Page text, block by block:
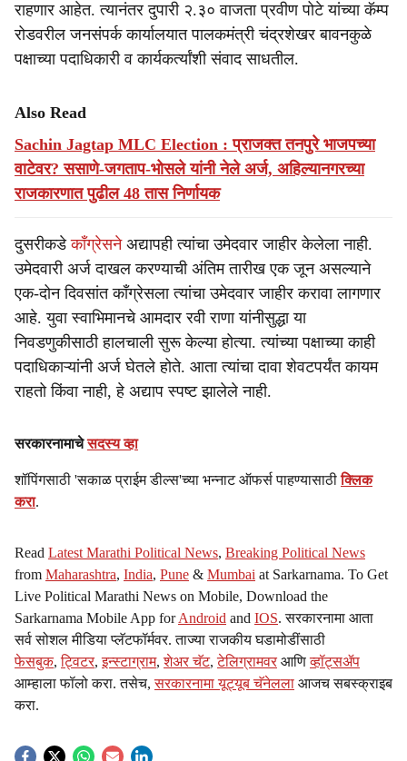
राहणार आहेत. त्यानंतर दुपारी २.३० वाजता प्रवीण पोटे यांच्या कॅम्प
रोडवरील जनसंपर्क कार्यालयात पालकमंत्री चंद्रशेखर बावनकुळे
पक्षाच्या पदाधिकारी व कार्यकर्त्यांशी संवाद साधतील.
Also Read
Sachin Jagtap MLC Election : प्राजक्त तनपुरे भाजपच्या
वाटेवर? ससाणे-जगताप-भोसले यांनी नेले अर्ज, अहिल्यानगरच्या
राजकारणात पुढील 48 तास निर्णायक
दुसरीकडेकाँग्रेसनेअद्यापही त्यांचा उमेदवार जाहीर केलेला नाही.
उमेदवारी अर्ज दाखल करण्याची अंतिम तारीख एक जून असल्याने
एक-दोन दिवसांत काँग्रेसला त्यांचा उमेदवार जाहीर करावा लागणार
आहे. युवा स्वाभिमानचे आमदार रवी राणा यांनीसुद्धा या
निवडणुकीसाठी हालचाली सुरू केल्या होत्या. त्यांच्या पक्षाच्या काही
पदाधिकाऱ्यांनी अर्ज घेतले होते. आता त्यांचा दावा शेवटपर्यंत कायम
राहतो किंवा नाही, हे अद्याप स्पष्ट झालेले नाही.
सरकारनामाचेसदस्य व्हा
शॉपिंगसाठी 'सकाळ प्राईम डील्स'च्या भन्नाट ऑफर्स पाहण्यासाठीक्लिक
करा.
Read Latest Marathi Political News, Breaking Political News
from Maharashtra, India, Pune & Mumbai at Sarkarnama. To Get
Live Political Marathi News on Mobile, Download the
Sarkarnama Mobile App forAndroid and IOS. सरकारनामा आता
सर्व सोशल मीडिया प्लॅटफॉर्मवर. ताज्या राजकीय घडामोडींसाठी
फेसबुक,ट्विटर,इन्स्टाग्राम,शेअर चॅट,टेलिग्रामवर आणिव्हॉट्सॲप
आम्हाला फॉलो करा. तसेच,सरकारनामा यूट्यूब चॅनेलला आजच सबस्क्राइब
करा.